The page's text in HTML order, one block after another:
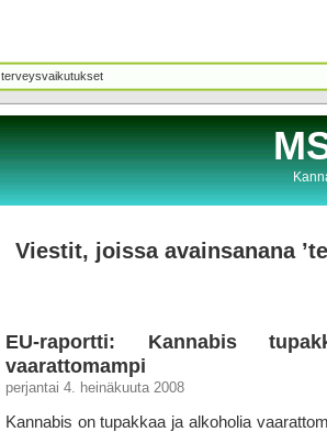
terveysvaikutukset
Viestit, joissa avainsanana
EU-raportti: Kannabis
vaarattomampi
perjantai 4. heinäkuuta 2008
Kannabis on tupakkaa ja alkoholia